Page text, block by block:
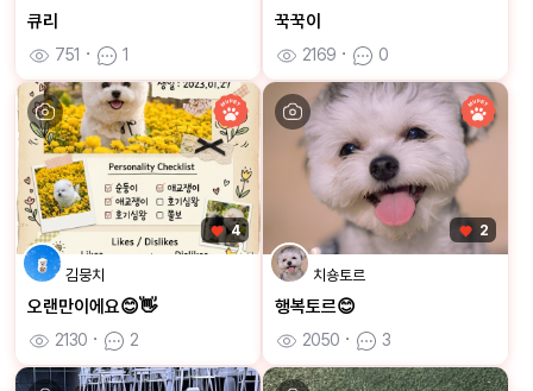
큐리
751 ㆍ 1
꾹꾹이
2169 ㆍ 0
4
김뭉치
오랜만이에요😊👋
2130 ㆍ 2
2
치숑토르
행복토르😊
2050 ㆍ 3